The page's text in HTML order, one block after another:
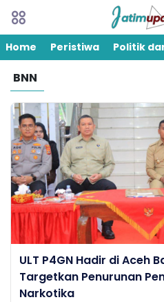
Home Peristiwa Politik
BNN
ULT P4GN Hadir di Aceh
Targetkan Penurunan
Narkotika